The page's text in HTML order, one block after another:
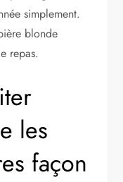
simplement.
blonde
repas.
les
façon